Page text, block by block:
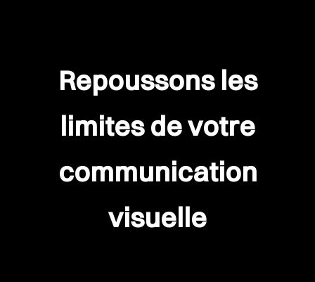
Repoussons les
limites devotre
communication
visuelle